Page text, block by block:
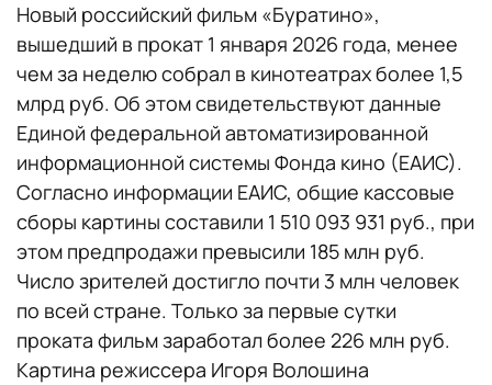
Новый российский фильм «Буратино»,
вышедший в прокат 1 января 2026 года, менее
чем за неделю собрал в кинотеатрах более 1,5
млрд руб. Об этом свидетельствуют данные
Единой федеральной автоматизированной
информационной системы Фонда кино (ЕАИС).
Согласно информации ЕАИС, общие кассовые
сборы картины составили 1 510 093 931 руб., при
этом предпродажи превысили 185 млн руб.
Число зрителей достигло почти 3 млн человек
по всей стране. Только за первые сутки
проката фильм заработал более 226 млн руб.
Картина режиссера Игоря Волошина